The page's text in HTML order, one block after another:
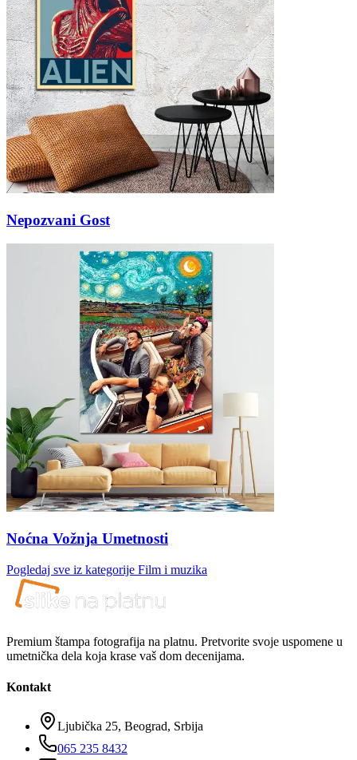
Nepozvani Gost
Noćna Vožnja Umetnosti
Pogledaj sve iz kategorije Film i muzika
Premium štampa fotografija na platnu. Pretvorite svoje uspomene u
umetnička dela koja krase vaš dom decenijama.
Kontakt
Ljubička 25, Beograd, Srbija
065 235 8432